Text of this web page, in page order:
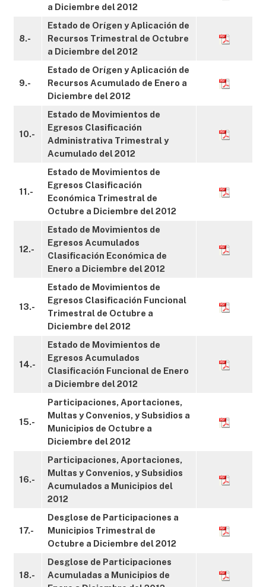
a Diciembre del 2012
8.-
Estado de Orígen y Aplicación de
Recursos Trimestral de Octubre
a Diciembre del 2012
9.-
Estado de Orígen y Aplicación de
Recursos Acumulado de Enero a
Diciembre del 2012
10.-
Estado de Movimientos de
Egresos Clasificación
Administrativa Trimestral y
Acumulado del 2012
11.-
Estado de Movimientos de
Egresos Clasificación
Económica Trimestral de
Octubre a Diciembre del 2012
12.-
Estado de Movimientos de
Egresos Acumulados
Clasificación Económica de
Enero a Diciembre del 2012
13.-
Estado de Movimientos de
Egresos Clasificación Funcional
Trimestral de Octubre a
Diciembre del 2012
14.-
Estado de Movimientos de
Egresos Acumulados
Clasificación Funcional de Enero
a Diciembre del 2012
15.-
Participaciones, Aportaciones,
Multas y Convenios, y Subsidios a
Municipios de Octubre a
Diciembre del 2012
16.-
Participaciones, Aportaciones,
Multas y Convenios, y Subsidios
Acumulados a Municipios del
2012
17.-
Desglose de Participaciones a
Municipios Trimestral de
Octubre a Diciembre del 2012
18.-
Desglose de Participaciones
Acumuladas a Municipios de